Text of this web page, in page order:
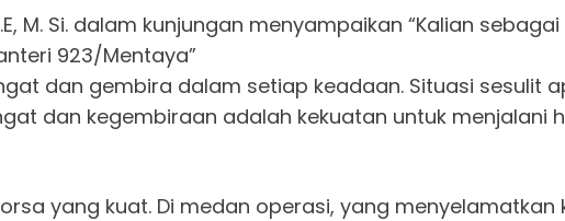
M. Si. dalam kunjungan menyampaikan “Kalian
923/Mentaya”
dan gembira dalam setiap keadaan. Situasi sesulit
dan kegembiraan adalah kekuatan untuk menjalani
yang kuat. Di medan operasi, yang